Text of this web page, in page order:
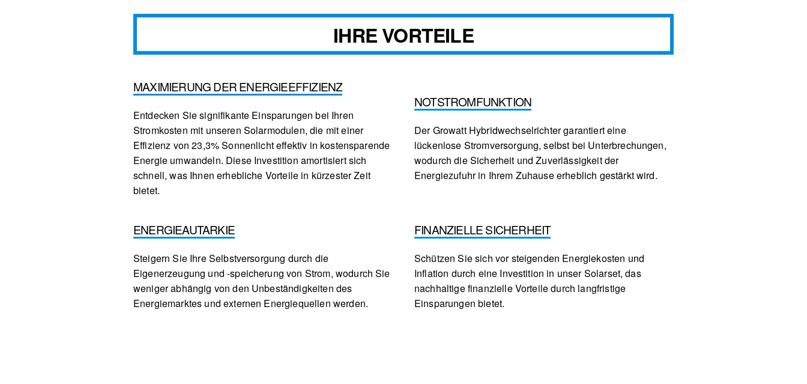
IHRE VORTEILE
MAXIMIERUNG DER ENERGIEEFFIZIENZ
Entdecken Sie signifikante Einsparungen bei Ihren
Stromkosten mit unseren Solarmodulen, die mit einer
Effizienz von 23,3% Sonnenlicht effektiv in kostensparende
Energie umwandeln. Diese Investition amortisiert sich
schnell, was Ihnen erhebliche Vorteile in kürzester Zeit
bietet.
NOTSTROMFUNKTION
Der Growatt Hybridwechselrichter garantiert eine
lückenlose Stromversorgung, selbst bei Unterbrechungen,
wodurch die Sicherheit und Zuverlässigkeit der
Energiezufuhr in Ihrem Zuhause erheblich gestärkt wird.
ENERGIEAUTARKIE
Steigern Sie Ihre Selbstversorgung durch die
Eigenerzeugung und -speicherung von Strom, wodurch Sie
weniger abhängig von den Unbeständigkeiten des
Energiemarktes und externen Energiequellen werden.
FINANZIELLE SICHERHEIT
Schützen Sie sich vor steigenden Energiekosten und
Inflation durch eine Investition in unser Solarset, das
nachhaltige finanzielle Vorteile durch langfristige
Einsparungen bietet.